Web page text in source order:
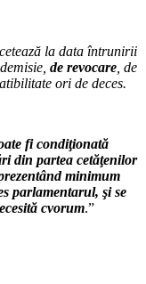
la data întrunirii
de revocare , de
ori de deces.
fi condiţionată
din partea cetăţenilor
minimum
parlamentarul, şi se
cvorum.”